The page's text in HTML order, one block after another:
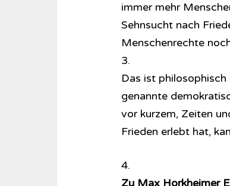
immer mehr
Sehnsucht nach
Menschenrechte
3.
Das ist
genannte
vor kurzem, Zeiten
Frieden erlebt hat,
4.
Zu Max Horkheimer